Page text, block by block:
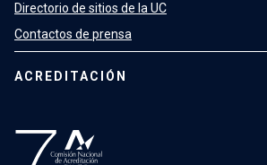
Directorio de sitios de la UC
Contactos de prensa
ACREDITACIÓN